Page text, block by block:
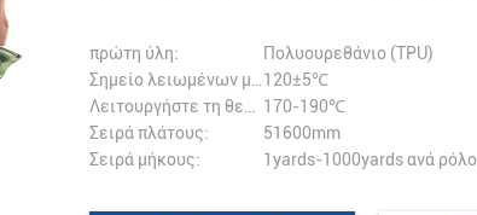
πρώτη ύλη:
Πολυουρεθάνιο (TPU)
120±5℃
170-190℃
Σειρά πλάτους:
51600mm
Σειρά μήκους:
1yards-1000yards ανά ρόλο